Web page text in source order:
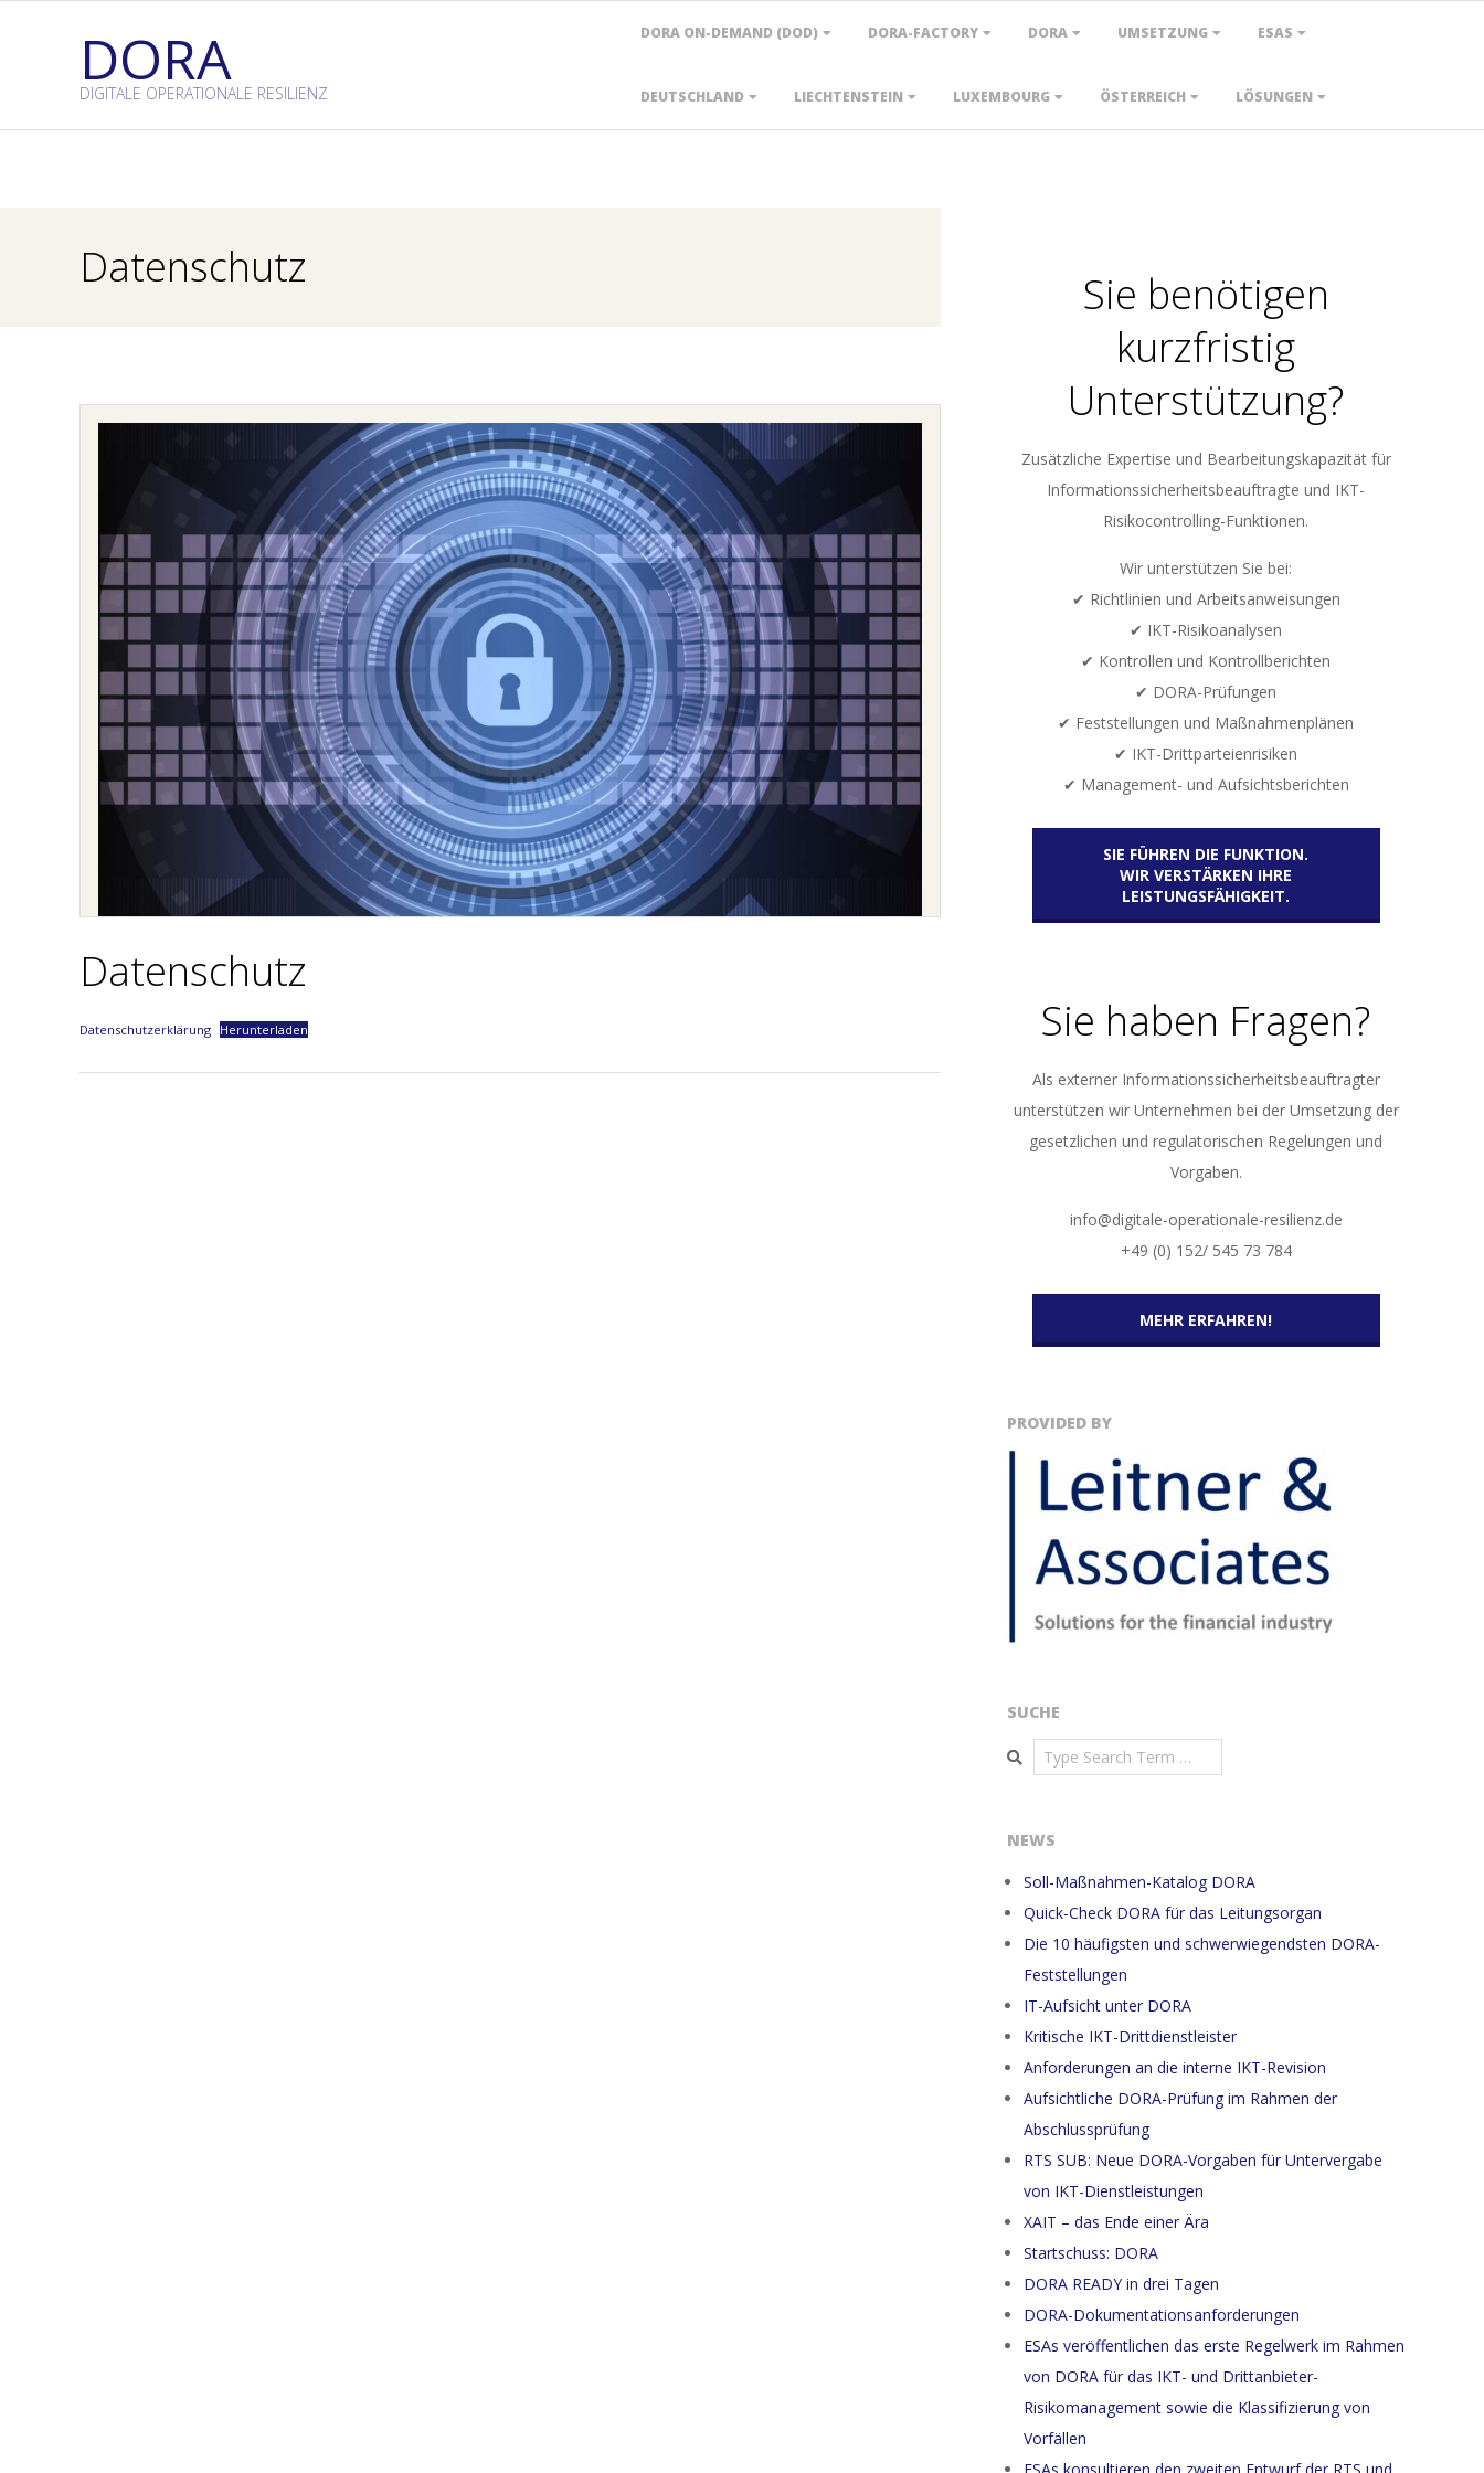
DORA
DIGITALE OPERATIONALE RESILIENZ
DORA ON-DEMAND (DOD) DORA-FACTORY DORA UMSETZUNG ESAS
DEUTSCHLAND LIECHTENSTEIN LUXEMBOURG ÖSTERREICH LÖSUNGEN
Datenschutz
Datenschutz
Datenschutzerklärung Herunterladen
Sie benötigen
kurzfristig
Unterstützung?
Zusätzliche Expertise und Bearbeitungskapazität für
Informationssicherheitsbeauftragte und IKT-
Risikocontrolling-Funktionen.
Wir unterstützen Sie bei:
✔ Richtlinien und Arbeitsanweisungen
✔ IKT-Risikoanalysen
✔ Kontrollen und Kontrollberichten
✔ DORA-Prüfungen
✔ Feststellungen und Maßnahmenplänen
✔ IKT-Drittparteienrisiken
✔ Management- und Aufsichtsberichten
SIE FÜHREN DIE FUNKTION.
WIR VERSTÄRKEN IHRE
LEISTUNGSFÄHIGKEIT.
Sie haben Fragen?
Als externer Informationssicherheitsbeauftragter
unterstützen wir Unternehmen bei der Umsetzung der
gesetzlichen und regulatorischen Regelungen und
Vorgaben.
info@digitale-operationale-resilienz.de
+49 (0) 152/ 545 73 784
MEHR ERFAHREN!
PROVIDED BY
SUCHE
Search
NEWS
Soll-Maßnahmen-Katalog DORA
Quick-Check DORA für das Leitungsorgan
Die 10 häufigsten und schwerwiegendsten DORA-
Feststellungen
IT-Aufsicht unter DORA
Kritische IKT-Drittdienstleister
Anforderungen an die interne IKT-Revision
Aufsichtliche DORA-Prüfung im Rahmen der
Abschlussprüfung
RTS SUB: Neue DORA-Vorgaben für Untervergabe
von IKT-Dienstleistungen
XAIT – das Ende einer Ära
Startschuss: DORA
DORA READY in drei Tagen
DORA-Dokumentationsanforderungen
ESAs veröffentlichen das erste Regelwerk im Rahmen
von DORA für das IKT- und Drittanbieter-
Risikomanagement sowie die Klassifizierung von
Vorfällen